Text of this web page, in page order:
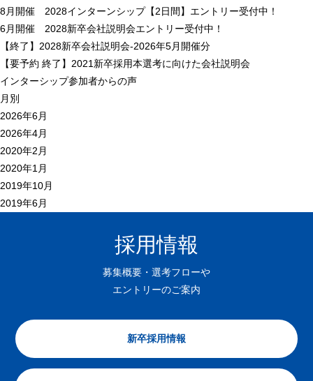
8月開催 2028インターンシップ【2日間】エントリー受付中！
6月開催 2028新卒会社説明会エントリー受付中！
【終了】2028新卒会社説明会-2026年5月開催分
【要予約 終了】2021新卒採用本選考に向けた会社説明会
インターシップ参加者からの声
月別
2026年6月
2026年4月
2020年2月
2020年1月
2019年10月
2019年6月
採用情報
募集概要・選考フローや
エントリーのご案内
新卒採用情報